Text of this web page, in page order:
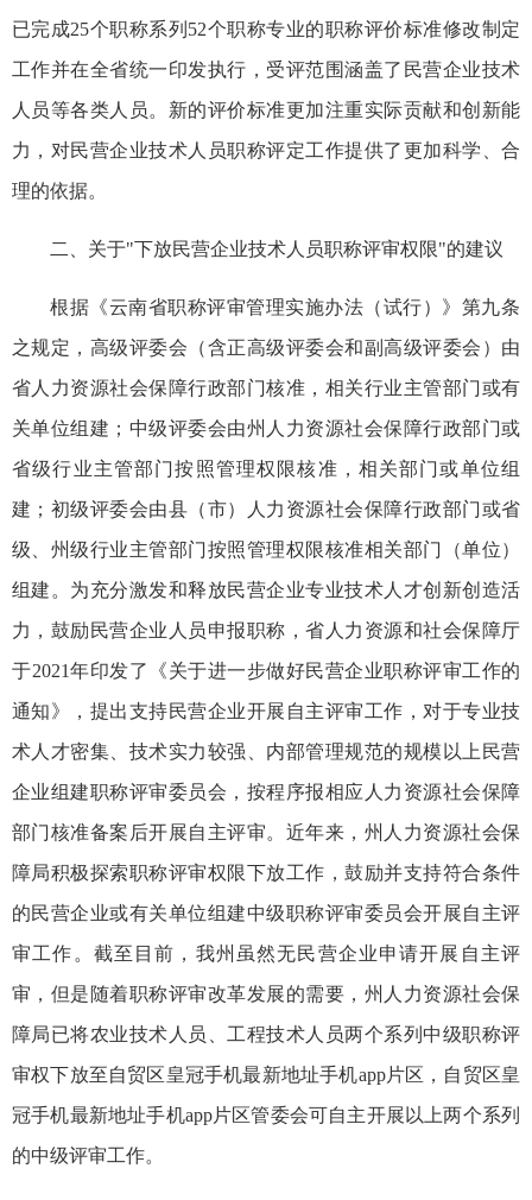
已完成25个职称系列52个职称专业的职称评价标准修改制定
工作并在全省统一印发执行，受评范围涵盖了民营企业技术
人员等各类人员。新的评价标准更加注重实际贡献和创新能
力，对民营企业技术人员职称评定工作提供了更加科学、合
理的依据。
二、关于"下放民营企业技术人员职称评审权限"的建议
根据《云南省职称评审管理实施办法（试行）》第九条
之规定，高级评委会（含正高级评委会和副高级评委会）由
省人力资源社会保障行政部门核准，相关行业主管部门或有
关单位组建；中级评委会由州人力资源社会保障行政部门或
省级行业主管部门按照管理权限核准，相关部门或单位组
建；初级评委会由县（市）人力资源社会保障行政部门或省
级、州级行业主管部门按照管理权限核准相关部门（单位）
组建。为充分激发和释放民营企业专业技术人才创新创造活
力，鼓励民营企业人员申报职称，省人力资源和社会保障厅
于2021年印发了《关于进一步做好民营企业职称评审工作的
通知》，提出支持民营企业开展自主评审工作，对于专业技
术人才密集、技术实力较强、内部管理规范的规模以上民营
企业组建职称评审委员会，按程序报相应人力资源社会保障
部门核准备案后开展自主评审。近年来，州 人力资源社会保
障局积极探索职称评审权限下放工作，鼓励并支持符合条件
的民营企业或有关单位组建中级职称评审委员会开展自主评
审工作。截至目前，我州虽然无民营企业申请开展自主评
审，但是随着职称评审改革发展的需要，州 人力资源社会保
障局已将农业技术人员、工程技术人员两个系列中级职称评
审权下放至自贸区皇冠手机最新地址手机app片区，自贸区皇
冠手机最新地址手机app片区管委会可自主开展以上两个系列
的中级评审工作。